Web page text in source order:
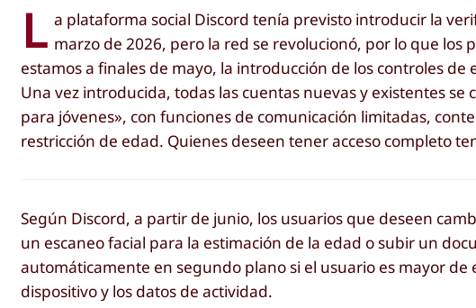
L a plataforma social Discord tenía previsto introducir la
marzo de 2026, pero la red se revolucionó, por lo que
estamos a finales de mayo, la introducción de los controles
Una vez introducida, todas las cuentas nuevas y existentes
para jóvenes», con funciones de comunicación limitadas,
restricción de edad. Quienes deseen tener acceso completo
Según Discord, a partir de junio, los usuarios que deseen
un escaneo facial para la estimación de la edad o subir un
automáticamente en segundo plano si el usuario es mayor
dispositivo y los datos de actividad.